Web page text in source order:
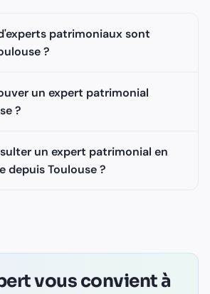
patrimoniaux sont
?
un expert patrimonial
?
un expert patrimonial en
depuis Toulouse ?
vous convient à